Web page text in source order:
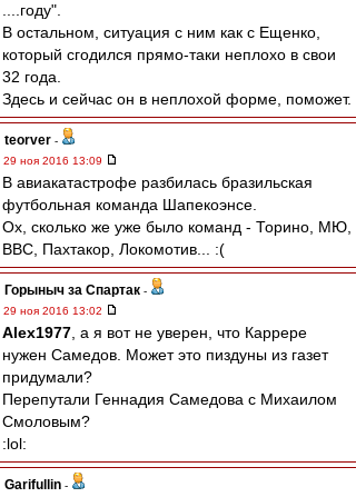
....году".
В остальном, ситуация с ним как с Ещенко,
который сгодился прямо-таки неплохо в свои
32 года.
Здесь и сейчас он в неплохой форме, поможет.
teorver -
29 ноя 2016 13:09
В авиакатастрофе разбилась бразильская
футбольная команда Шапекоэнсе.
Ох, сколько же уже было команд - Торино, МЮ,
ВВС, Пахтакор, Локомотив... :(
Горыныч за Спартак -
29 ноя 2016 13:02
Alex1977 , а я вот не уверен, что Каррере
нужен Самедов. Может это пиздуны из газет
придумали?
Перепутали Геннадия Самедова с Михаилом
Смоловым?
:lol:
Garifullin -